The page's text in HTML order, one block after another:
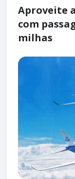
Aproveite
com
milhas